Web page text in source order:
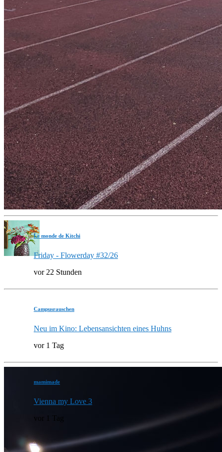
Le monde de Kitchi
Friday - Flowerday #32/26
vor 22 Stunden
Campusrauschen
Neu im Kino: Lebensansichten eines Huhns
vor 1 Tag
mamimade
Vienna my Love 3
vor 1 Tag